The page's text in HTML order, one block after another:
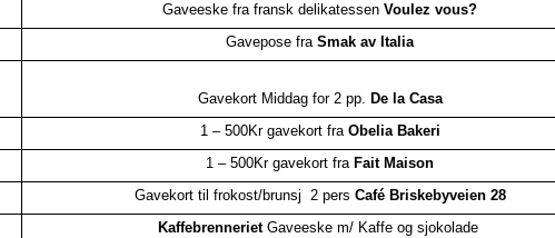
Gaveeske fra fransk delikatessen Voulez vous?
Gavepose fra Smak av Italia
Gavekort Middag for 2 pp. De la Casa
1 – 500Kr gavekort fra Obelia Bakeri
1 – 500Kr gavekort fra Fait Maison
Gavekort til frokost/brunsj 2 pers Café Briskebyveien 28
KaffebrennerietGaveeske m/ Kaffe og sjokolade